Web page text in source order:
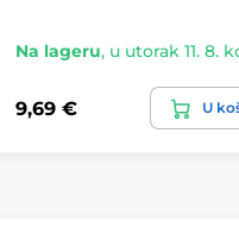
Na lageru, u utorak 11. 8.
9,69 € U